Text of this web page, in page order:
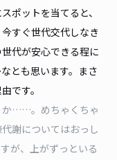
ポットを当てると、
すぐ世代交代しなき
代が安心できる程に
とも思います。まさ
です。
か……。めちゃくちゃ
謝についてはおっし
が、上がずっといる